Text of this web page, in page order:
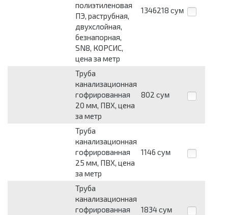
полиэтиленовая
ПЭ, раструбная,
двухслойная,
безнапорная,
SN8, КОРСИС,
цена за метр
1346218 сум
Труба
канализационная
гофрированная
20 мм, ПВХ, цена
за метр
802 сум
Труба
канализационная
гофрированная
25 мм, ПВХ, цена
за метр
1146 сум
Труба
канализационная
гофрированная
1834 сум